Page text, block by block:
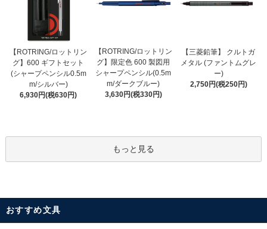
【ROTRING/ロットリン
グ】600 ギフトセット
(シャープペンシル0.5m
m/シルバー)
6,930円(税630円)
【ROTRING/ロットリン
グ】限定色 600 製図用
シャープペンシル(0.5m
m/ダークブルー)
3,630円(税330円)
【三菱鉛筆】 クルトガ
メタル (ファントムグレ
ー)
2,750円(税250円)
もっと見る
おすすめ文具